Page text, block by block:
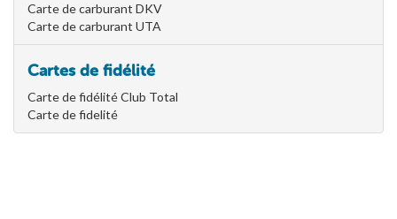
Carte de carburant DKV
Carte de carburant UTA
Cartes de fidélité
Carte de fidélité Club Total
Carte de fidelité